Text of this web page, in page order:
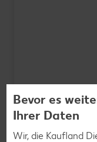
Bevor es
Ihrer Daten
Wir, die Kaufland